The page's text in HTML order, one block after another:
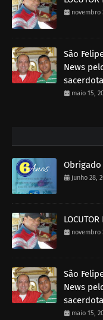
novembro
São
News
maio 15,
junho 28,
LOCUTOR
novembro
São
News
maio 15,